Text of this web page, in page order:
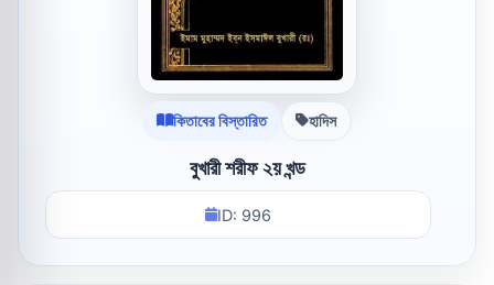
কিতাবের বিস্তারিত হাদিস
বুখারী শরীফ ২য় খন্ড
ID: 996